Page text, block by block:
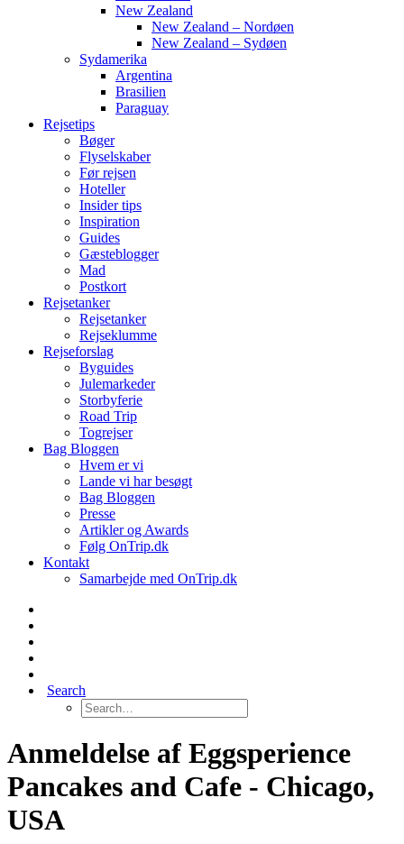
New Zealand
New Zealand – Nordøen
New Zealand – Sydøen
Sydamerika
Argentina
Brasilien
Paraguay
Rejsetips
Bøger
Flyselskaber
Før rejsen
Hoteller
Insider tips
Inspiration
Guides
Gæsteblogger
Mad
Postkort
Rejsetanker
Rejsetanker
Rejseklumme
Rejseforslag
Byguides
Julemarkeder
Storbyferie
Road Trip
Togrejser
Bag Bloggen
Hvem er vi
Lande vi har besøgt
Bag Bloggen
Presse
Artikler og Awards
Følg OnTrip.dk
Kontakt
Samarbejde med OnTrip.dk
Search
Anmeldelse af Eggsperience
Pancakes and Cafe - Chicago,
USA